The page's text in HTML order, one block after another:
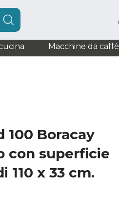
Macchine da caffè
100 Boracay
con superficie
110 x 33 cm.